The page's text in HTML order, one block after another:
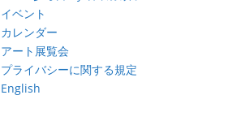
イベント
カレンダー
アート展覧会
プライバシーに関する規定
English